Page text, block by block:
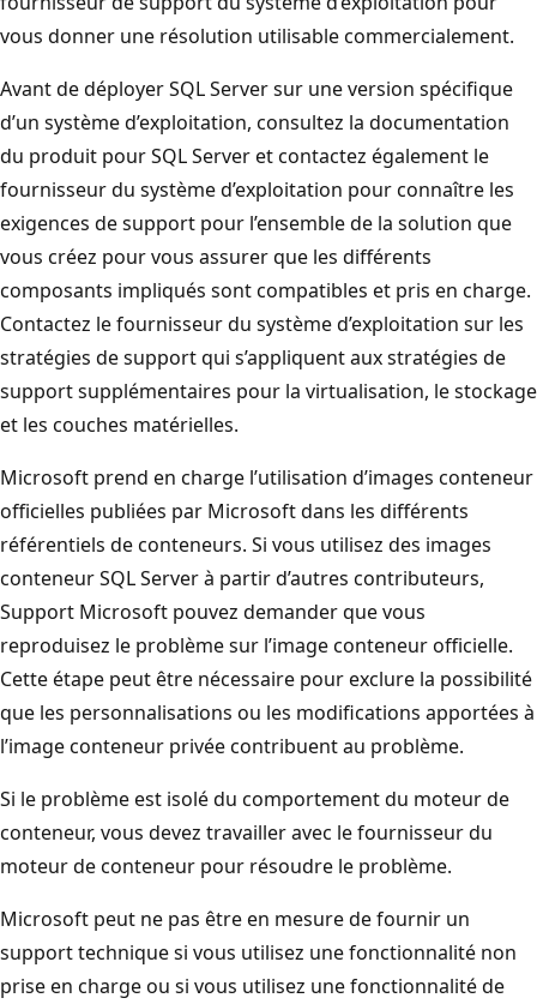
vous donner une résolution utilisable commercialement.
Avant de déployer SQL Server sur une version spécifique
d’un système d’exploitation, consultez la documentation
du produit pour SQL Server et contactez également le
fournisseur du système d’exploitation pour connaître les
exigences de support pour l’ensemble de la solution que
vous créez pour vous assurer que les différents
composants impliqués sont compatibles et pris en charge.
Contactez le fournisseur du système d’exploitation sur les
stratégies de support qui s’appliquent aux stratégies de
support supplémentaires pour la virtualisation, le stockage
et les couches matérielles.
Microsoft prend en charge l’utilisation d’images conteneur
officielles publiées par Microsoft dans les différents
référentiels de conteneurs. Si vous utilisez des images
conteneur SQL Server à partir d’autres contributeurs,
Support Microsoft pouvez demander que vous
reproduisez le problème sur l’image conteneur officielle.
Cette étape peut être nécessaire pour exclure la possibilité
que les personnalisations ou les modifications apportées à
l’image conteneur privée contribuent au problème.
Si le problème est isolé du comportement du moteur de
conteneur, vous devez travailler avec le fournisseur du
moteur de conteneur pour résoudre le problème.
Microsoft peut ne pas être en mesure de fournir un
support technique si vous utilisez une fonctionnalité non
prise en charge ou si vous utilisez une fonctionnalité de